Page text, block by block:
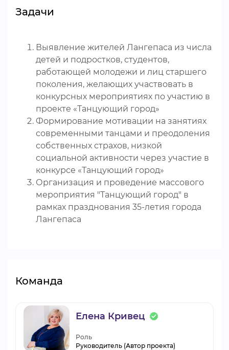
Задачи
Выявление жителей Лангепаса из числа
детей и подростков, студентов,
работающей молодежи и лиц старшего
поколения, желающих участвовать в
конкурсных мероприятиях по участию в
проекте «Танцующий город»
Формирование мотивации на занятиях
современными танцами и преодоления
собственных страхов, низкой
социальной активности через участие в
конкурсе «Танцующий город»
Организация и проведение массового
мероприятия "Танцующий город" в
рамках празднования 35-летия города
Лангепаса
Команда
Елена Кривец
Роль
Руководитель (Автор проекта)